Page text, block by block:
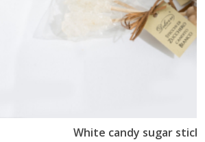
White candy sugar stick